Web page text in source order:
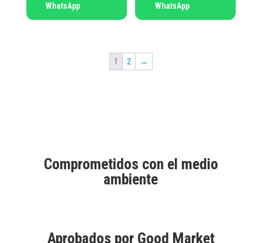
página
producto
página
WhatsApp
WhatsApp
1 2 →
Comprometidos con el medio
ambiente
Aprobados por Good Market